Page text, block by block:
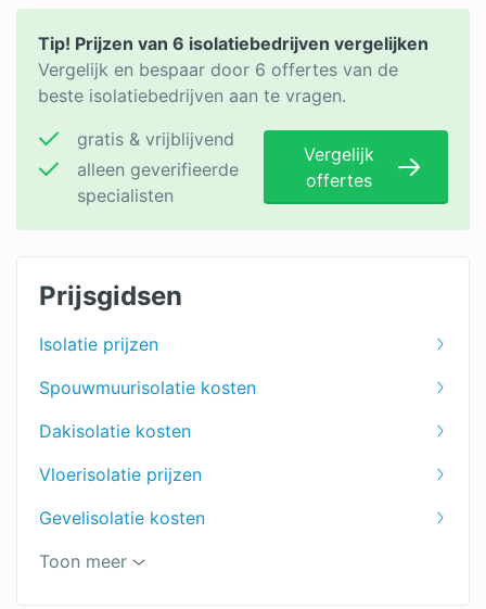
Tip! Prijzen van 6 isolatiebedrijven vergelijken
Vergelijk en bespaar door 6 offertes van de
beste isolatiebedrijven aan te vragen.
gratis & vrijblijvend
alleen geverifieerde
specialisten
Vergelijk
offertes
Prijsgidsen
Isolatie prijzen
Spouwmuurisolatie kosten
Dakisolatie kosten
Vloerisolatie prijzen
Gevelisolatie kosten
Kruipruimte isoleren kosten
Toon meer